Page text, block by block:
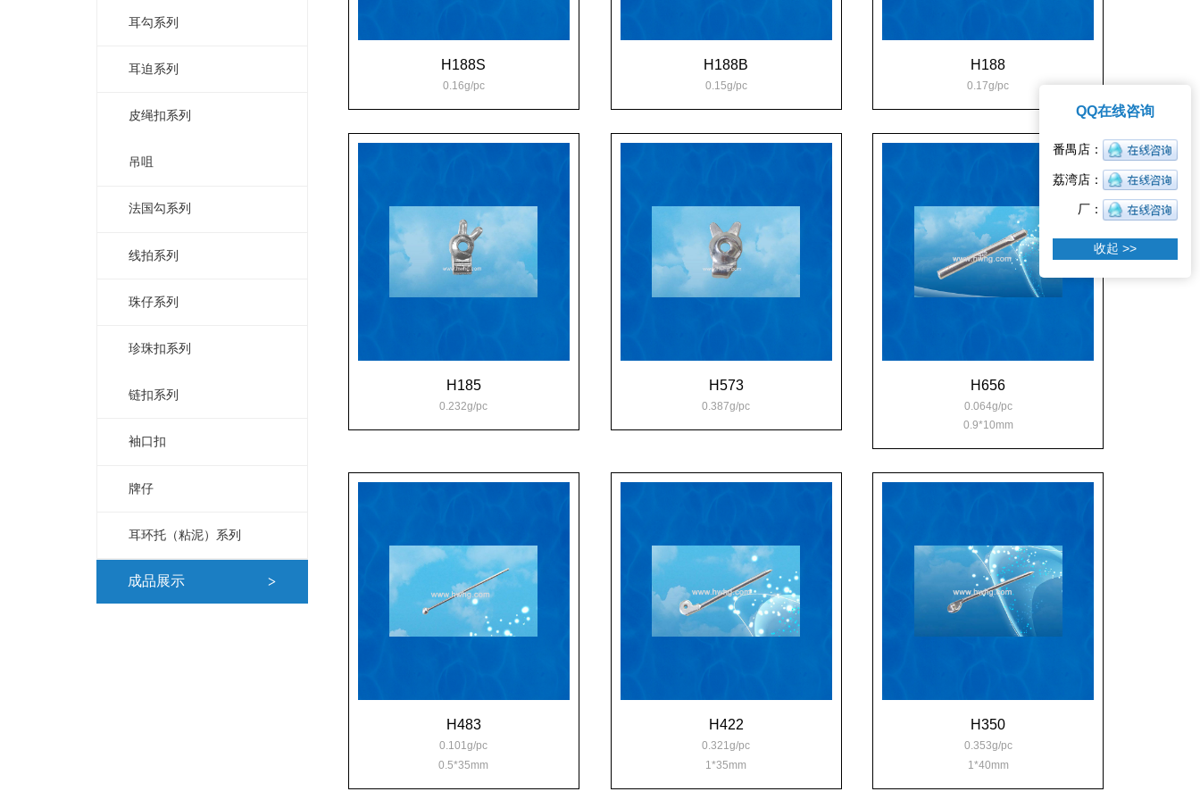
耳勾系列
耳迫系列
皮绳扣系列
吊咀
法国勾系列
线拍系列
珠仔系列
珍珠扣系列
链扣系列
袖口扣
牌仔
耳环托（粘泥）系列
成品展示
H188S
0.16g/pc
H188B
0.15g/pc
H188
0.17g/pc
H185
0.232g/pc
H573
0.387g/pc
H656
0.064g/pc
0.9*10mm
H483
0.101g/pc
0.5*35mm
H422
0.321g/pc
1*35mm
H350
0.353g/pc
1*40mm
QQ在线咨询
收起 >>